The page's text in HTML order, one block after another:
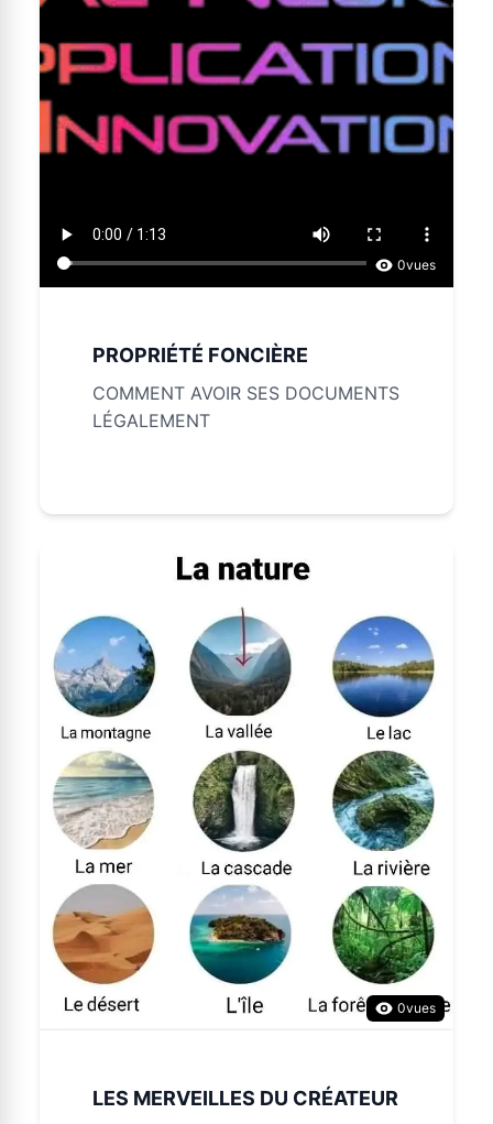
0vues
PROPRIÉTÉ FONCIÈRE
COMMENT AVOIR SES DOCUMENTS
LÉGALEMENT
0vues
LES MERVEILLES DU CRÉATEUR